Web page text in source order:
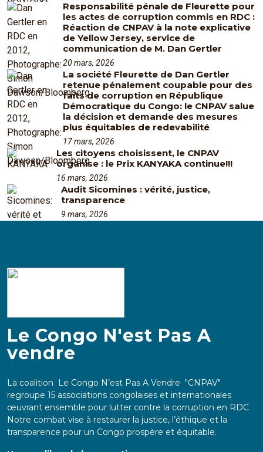
Responsabilité pénale de Fleurette pour
les actes de corruption commis en RDC :
Réaction de CNPAV à la note explicative
de Yellow Jersey, service de
communication de M. Dan Gertler
20 mars, 2026
La société Fleurette de Dan Gertler
retenue pénalement coupable pour des
faits de corruption en République
Démocratique du Congo: le CNPAV salue
la décision et demande des mesures
plus équitables de redevabilité
17 mars, 2026
Les citoyens choisissent, le CNPAV
organise : le Prix KANYAKA continue!!!
16 mars, 2026
Audit Sicomines : vérité, justice,
transparence
9 mars, 2026
Le Congo N'est Pas A
vendre
La coalition Le Congo N’est Pas A Vendre "CNPAV"
regroupe 15 associations congolaises et internationales
œuvrant ensemble pour lutter contre la corruption en RDC
Notre combat vise à restaurer la justice, l’éthique et la
transparence pour un Congo prospère et équitable.